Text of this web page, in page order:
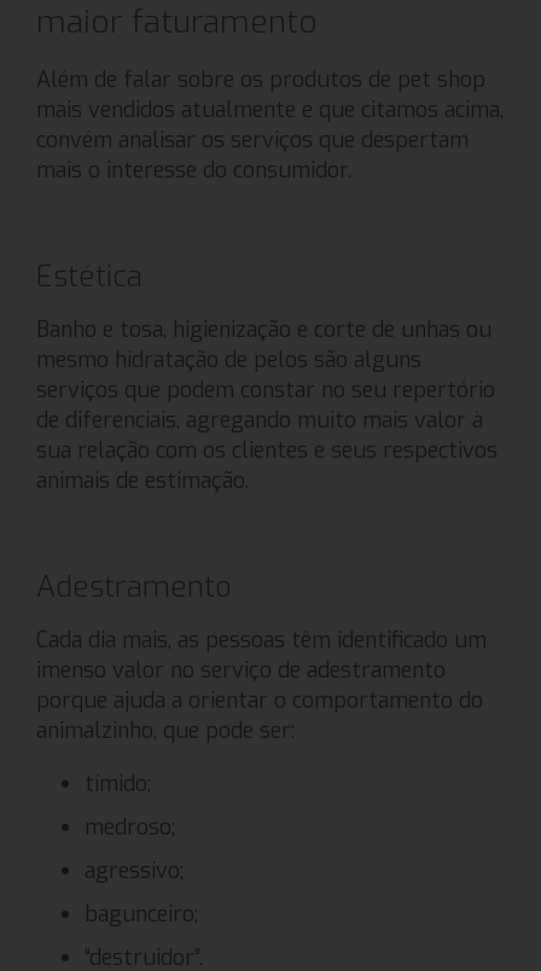
maior faturamento
Além de falar sobre os produtos de pet shop
mais vendidos atualmente e que citamos acima,
convém analisar os serviços que despertam
mais o interesse do consumidor.
Estética
Banho e tosa, higienização e corte de unhas ou
mesmo hidratação de pelos são alguns
serviços que podem constar no seu repertório
de diferenciais, agregando muito mais valor à
sua relação com os clientes e seus respectivos
animais de estimação.
Adestramento
Cada dia mais, as pessoas têm identificado um
imenso valor no serviço de adestramento
porque ajuda a orientar o comportamento do
animalzinho, que pode ser:
tímido;
medroso;
agressivo;
bagunceiro;
“destruidor”.